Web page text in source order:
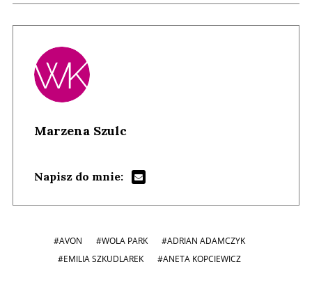
Marzena Szulc
Napisz do mnie:
#AVON #WOLA PARK
#ADRIAN ADAMCZYK
#EMILIA SZKUDLAREK
#ANETA KOPCIEWICZ